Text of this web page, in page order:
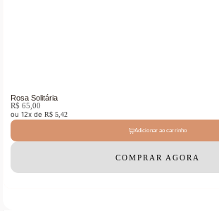
Rosa Solitária
R$ 65,00
ou 12x deR$ 5,42
Adicionar ao carrinho
COMPRAR AGORA